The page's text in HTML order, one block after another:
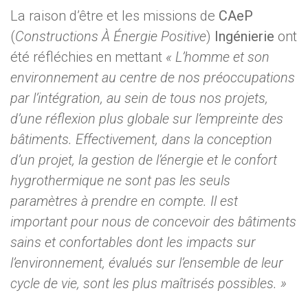
La raison d’être et les missions de CAeP
(Constructions À Énergie Positive) Ingénierie ont
été réfléchies en mettant « L’homme et son
environnement au centre de nos préoccupations
par l’intégration, au sein de tous nos projets,
d’une réflexion plus globale sur l’empreinte des
bâtiments. Effectivement, dans la conception
d’un projet, la gestion de l’énergie et le confort
hygrothermique ne sont pas les seuls
paramètres à prendre en compte. Il est
important pour nous de concevoir des bâtiments
sains et confortables dont les impacts sur
l’environnement, évalués sur l’ensemble de leur
cycle de vie, sont les plus maîtrisés possibles. »